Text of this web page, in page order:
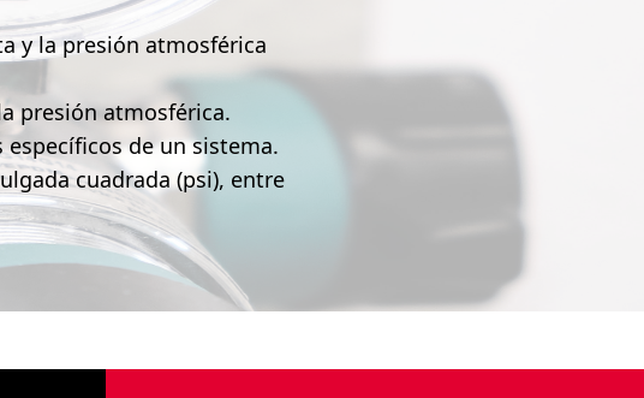
y la presión atmosférica
presión atmosférica.
de un sistema.
cuadrada (psi), entre